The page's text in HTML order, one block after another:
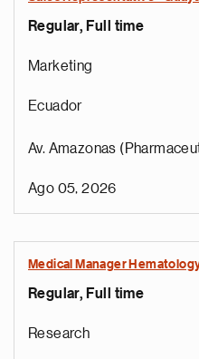
Regular, Full time
Marketing
Ecuador
Av. Amazonas
Ago 05, 2026
Medical Manager
Regular, Full time
Research